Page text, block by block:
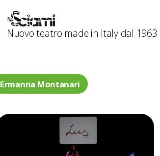
Nuovo teatro made in Italy dal 1963
Ermanna Montanari